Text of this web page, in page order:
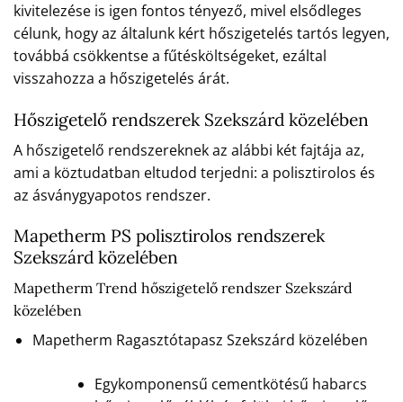
kivitelezése is igen fontos tényező, mivel elsődleges
célunk, hogy az általunk kért hőszigetelés tartós legyen,
továbbá csökkentse a fűtésköltségeket, ezáltal
visszahozza a hőszigetelés árát.
Hőszigetelő rendszerek Szekszárd közelében
A hőszigetelő rendszereknek az alábbi két fajtája az,
ami a köztudatban eltudod terjedni: a polisztirolos és
az ásványgyapotos rendszer.
Mapetherm PS polisztirolos rendszerek
Szekszárd közelében
Mapetherm Trend hőszigetelő rendszer Szekszárd
közelében
Mapetherm Ragasztótapasz Szekszárd közelében
Egykomponensű cementkötésű habarcs